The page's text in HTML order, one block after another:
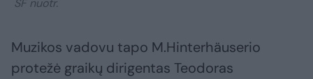
SF nuotr.
Muzikos vadovu tapo M.Hinterhäuserio
protežė graikų dirigentas Teodoras